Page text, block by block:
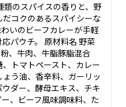
のスパイスの香りと、野
コクのあるスパイシーな
いのビーフカレーが手軽
パウチ。 原材料名 野菜
、牛肉、牛脂豚脂混合
トマトペースト、カレー
う油、香辛料、ガーリッ
ダー、酵母エキス、チキ
、ビーフ風味調味料、た